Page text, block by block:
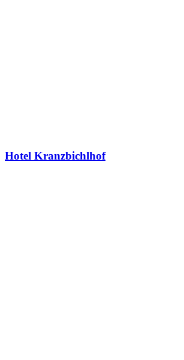
Hotel Kranzbichlhof